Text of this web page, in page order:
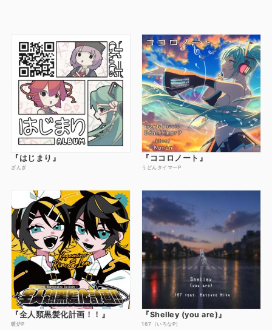
『はじまり』
ざんぎ
『ココロノート』
うどんタイマーP
『全人類黒髪化計画！！』
暖炉P
『Shelley (you are)』
167（いろなP）